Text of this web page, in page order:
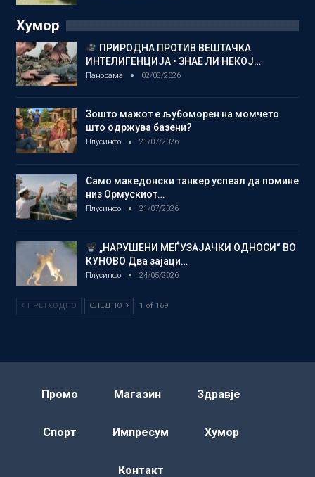
Хумор
ПРИРОДНА ПРОТИВ ВЕШТАЧКА
ИНТЕЛИГЕНЦИЈА • ЗНАЕ ЛИ НЕКОЈ…
Панорама 02/08/2026
Зошто мажот е љубоморен на момчето
што одржува базени?
Плусинфо 21/07/2026
Само македонски танкер успеал да помине
низ Ормускиот…
Плусинфо 21/07/2026
„НАРУШЕНИ МЕЃУЗАЈАЧКИ ОДНОСИ“ ВО
КУНОВО Два зајаци…
Плусинфо 24/05/2026
ПРЕТХОДНО СЛЕДНО 1 of 169
Промо Магазин Здравје
Спорт Импресум Хумор
Контакт